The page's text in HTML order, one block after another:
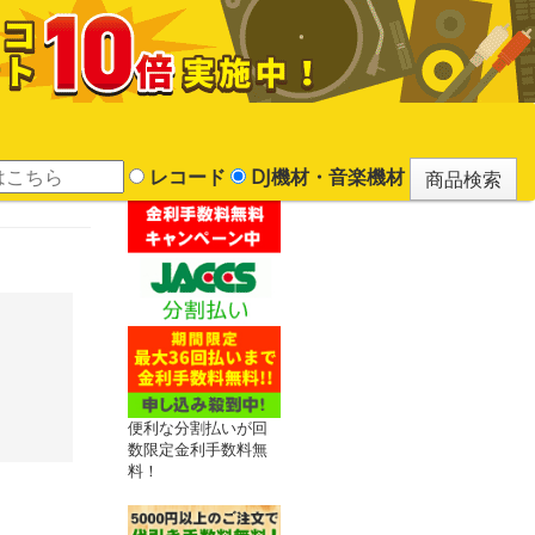
レコード DJ機材・音楽機材
便利な分割払いが回
数限定金利手数料無
料！